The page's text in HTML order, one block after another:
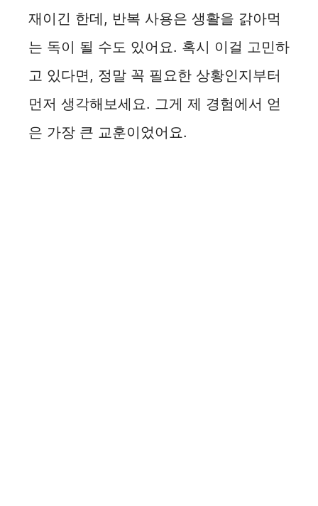
재이긴 한데, 반복 사용은 생활을 갉아먹
는 독이 될 수도 있어요. 혹시 이걸 고민하
고 있다면, 정말 꼭 필요한 상황인지부터
먼저 생각해보세요. 그게 제 경험에서 얻
은 가장 큰 교훈이었어요.